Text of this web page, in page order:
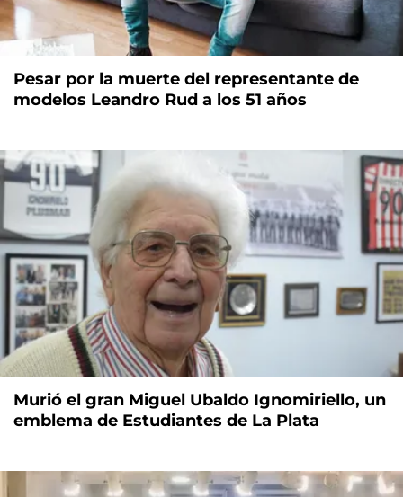
Pesar por la muerte del representante de
modelos Leandro Rud a los 51 años
Murió el gran Miguel Ubaldo Ignomiriello, un
emblema de Estudiantes de La Plata